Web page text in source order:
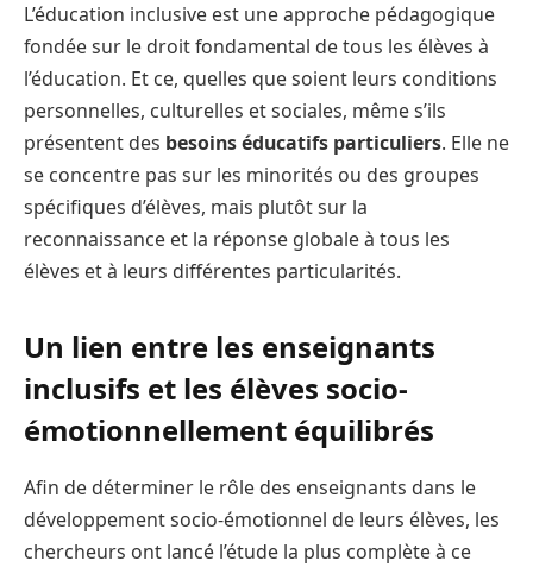
L’éducation inclusive est une approche pédagogique
fondée sur le droit fondamental de tous les élèves à
l’éducation. Et ce, quelles que soient leurs conditions
personnelles, culturelles et sociales, même s’ils
présentent des besoins éducatifs particuliers. Elle ne
se concentre pas sur les minorités ou des groupes
spécifiques d’élèves, mais plutôt sur la
reconnaissance et la réponse globale à tous les
élèves et à leurs différentes particularités.
Un lien entre les enseignants
inclusifs et les élèves socio-
émotionnellement équilibrés
Afin de déterminer le rôle des enseignants dans le
développement socio-émotionnel de leurs élèves, les
chercheurs ont lancé l’étude la plus complète à ce